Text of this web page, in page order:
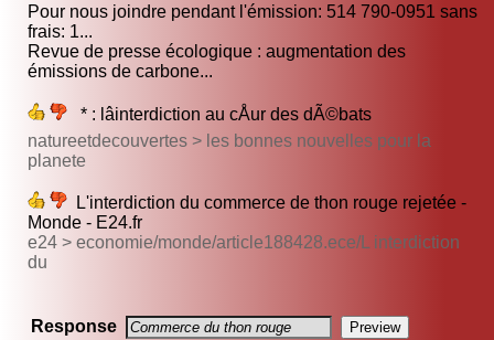
Pour nous joindre pendant l'émission: 514 790-0951 sans
frais: 1...
Revue de presse écologique : augmentation des
émissions de carbone...
* : lâinterdiction au cÅur des dÃ©bats
natureetdecouvertes > les bonnes nouvelles pour la
planete
L'interdiction du commerce de thon rouge rejetée -
Monde - E24.fr
e24 > economie/monde/article188428.ece/L interdiction
du
Response